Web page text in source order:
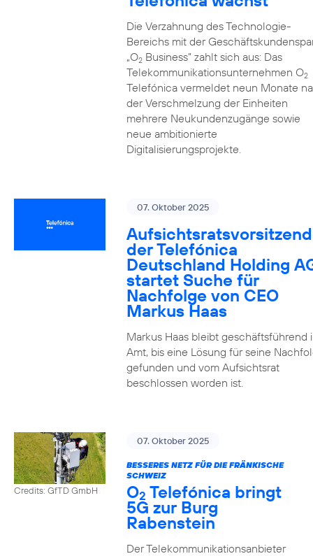
Die Verzahnung des Technologie-
Bereichs mit der
„O2Business” zahlt sich aus: Das
Telekommunikationsunternehmen O2
Telefónica vermeldet neun Monate
der Verschmelzung der Einheiten
mehrere Neukundenzugänge sowie
neue ambitionierte
Digitalisierungsprojekte.
07. Oktober 2025
der Telefónica
Deutschland Holding
startet Suche für
Nachfolge von CEO
Markus Haas
Markus Haas bleibt geschäftsführend
Amt, bis eine Lösung für seine
gefunden und vom Aufsichtsrat
beschlossen worden ist.
Credits: GfTD GmbH
07. Oktober 2025
BESSERES NETZ FÜR DIE FRÄNKISCHE
SCHWEIZ
O2 Telefónica bringt
5G zur Burg
Rabenstein
Der Telekommunikationsanbieter